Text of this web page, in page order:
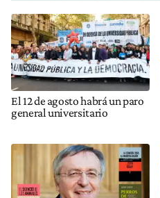
El 12 de agosto habrá un paro
general universitario